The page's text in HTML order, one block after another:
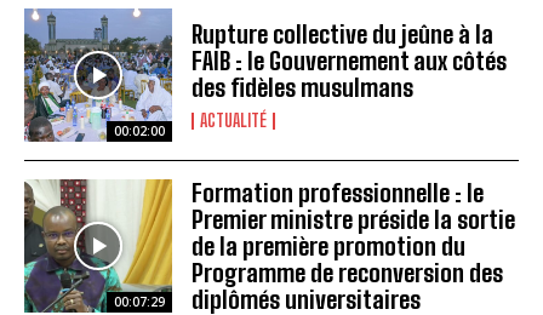
00:02:00
Rupture collective du jeûne à la
FAIB : le Gouvernement aux côtés
des fidèles musulmans
ACTUALITÉ
00:07:29
Formation professionnelle : le
Premier ministre préside la sortie
de la première promotion du
Programme de reconversion des
diplômés universitaires